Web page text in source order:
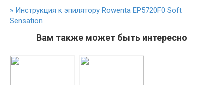
» Инструкция к эпилятору Rowenta EP5720F0 Soft
Sensation
Вам также может быть интересно